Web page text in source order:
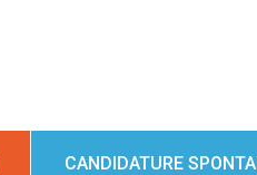
CANDIDATURE